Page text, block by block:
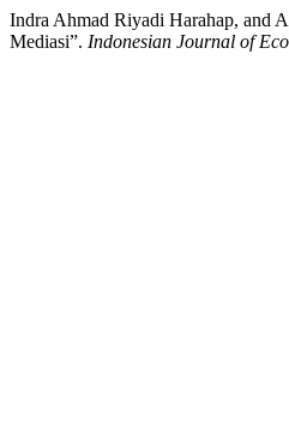
Indra Ahmad Riyadi Harahap, and
Mediasi”. Indonesian Journal of